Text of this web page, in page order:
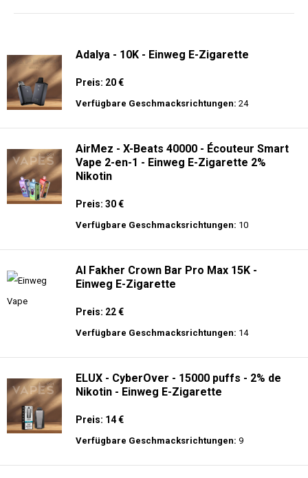
Adalya - 10K - Einweg E-Zigarette
Preis: 20 €
Verfügbare Geschmacksrichtungen: 24
AirMez - X-Beats 40000 - Écouteur Smart
Vape 2-en-1 - Einweg E-Zigarette 2%
Nikotin
Preis: 30 €
Verfügbare Geschmacksrichtungen: 10
Al Fakher Crown Bar Pro Max 15K -
Einweg E-Zigarette
Preis: 22 €
Verfügbare Geschmacksrichtungen: 14
ELUX - CyberOver - 15000 puffs - 2% de
Nikotin - Einweg E-Zigarette
Preis: 14 €
Verfügbare Geschmacksrichtungen: 9